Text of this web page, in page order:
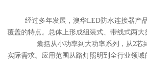
经过多年发展，澳华LED防水连接器产品
覆盖的特点。总体上形成组装式、带线式两大
囊括从小功率到大功率系列，从2芯到
实际需求。应用范围从路灯照明到全行业领域